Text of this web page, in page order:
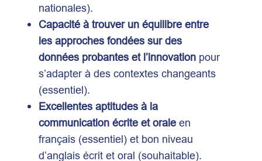
nationales).
Capacité à trouver un équilibre entre
les approches fondées sur des
données probantes et l’innovation pour
s’adapter à des contextes changeants
(essentiel).
Excellentes aptitudes à la
communication écrite et orale en
français (essentiel) et bon niveau
d’anglais écrit et oral (souhaitable).